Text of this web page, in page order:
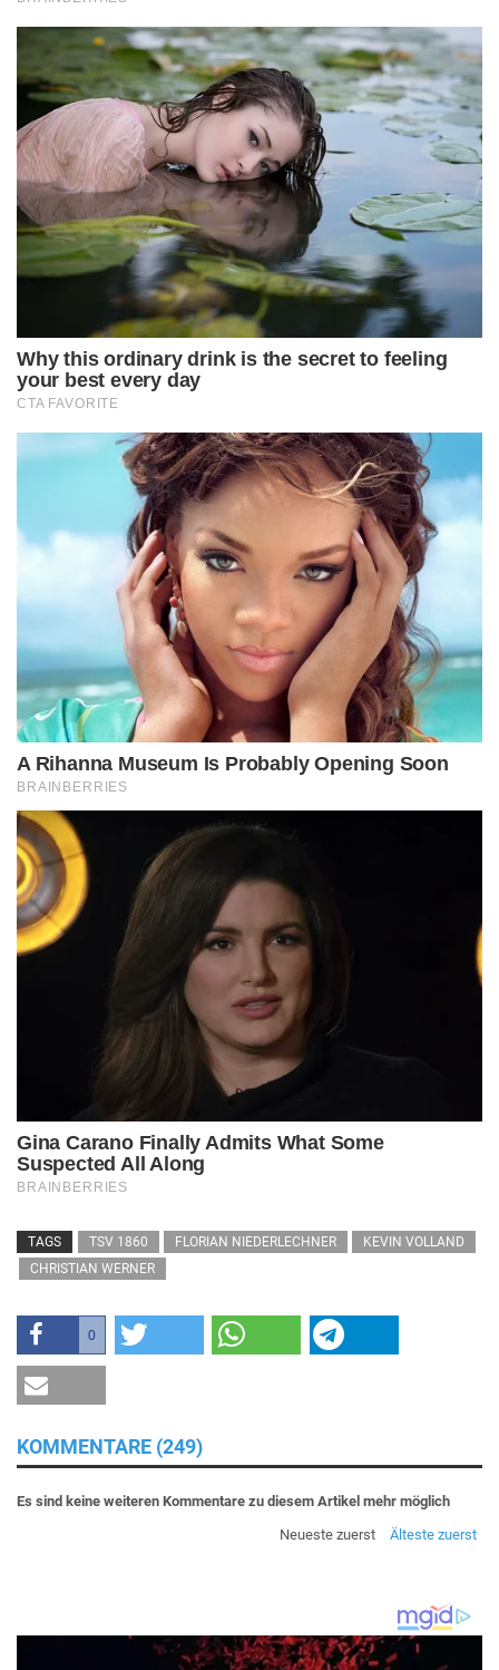
TAGS TSV 1860 FLORIAN NIEDERLECHNER
KEVIN VOLLAND
CHRISTIAN WERNER
0
KOMMENTARE (249)
Es sind keine weiteren Kommentare zu diesem Artikel mehr möglich
Neueste zuerst
Älteste zuerst